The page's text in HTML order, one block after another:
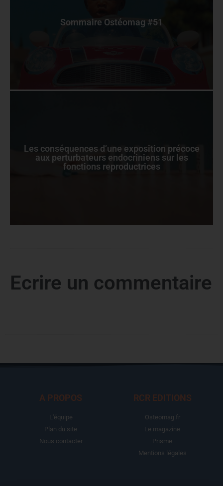
Sommaire Ostéomag #51
Les conséquences d’une exposition précoce
aux perturbateurs endocriniens sur les
fonctions reproductrices
Ecrire un commentaire
A PROPOS
L'équipe
Plan du site
Nous contacter
RCR EDITIONS
Osteomag.fr
Le magazine
Prisme
Mentions légales